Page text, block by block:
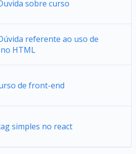
sobre curso
referente ao uso de
HTML
de front-end
simples no react